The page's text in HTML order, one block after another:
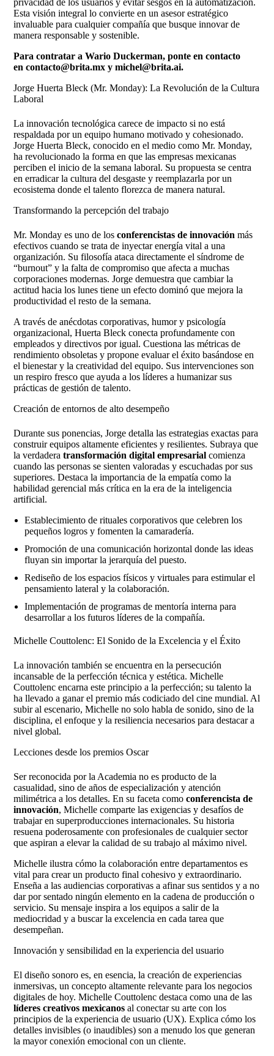
Esta visión integral lo convierte en un asesor estratégico
invaluable para cualquier compañía que busque innovar de
manera responsable y sostenible.
Para contratar a Wario Duckerman, ponte en contacto
encontacto@brita.mx ymichel@brita.ai.
Jorge Huerta Bleck (Mr. Monday): La Revolución de la Cultura
Laboral
La innovación tecnológica carece de impacto si no está
respaldada por un equipo humano motivado y cohesionado.
Jorge Huerta Bleck, conocido en el medio como Mr. Monday,
ha revolucionado la forma en que las empresas mexicanas
perciben el inicio de la semana laboral. Su propuesta se centra
en erradicar la cultura del desgaste y reemplazarla por un
ecosistema donde el talento florezca de manera natural.
Transformando la percepción del trabajo
Mr. Monday es uno de losconferencistas de innovación más
efectivos cuando se trata de inyectar energía vital a una
organización. Su filosofía ataca directamente el síndrome de
“burnout” y la falta de compromiso que afecta a muchas
corporaciones modernas. Jorge demuestra que cambiar la
actitud hacia los lunes tiene un efecto dominó que mejora la
productividad el resto de la semana.
A través de anécdotas corporativas, humor y psicología
organizacional, Huerta Bleck conecta profundamente con
empleados y directivos por igual. Cuestiona las métricas de
rendimiento obsoletas y propone evaluar el éxito basándose en
el bienestar y la creatividad del equipo. Sus intervenciones son
un respiro fresco que ayuda a los líderes a humanizar sus
prácticas de gestión de talento.
Creación de entornos de alto desempeño
Durante sus ponencias, Jorge detalla las estrategias exactas para
construir equipos altamente eficientes y resilientes. Subraya que
la verdaderatransformación digital empresarial comienza
cuando las personas se sienten valoradas y escuchadas por sus
superiores. Destaca la importancia de la empatía como la
habilidad gerencial más crítica en la era de la inteligencia
artificial.
Establecimiento de rituales corporativos que celebren los
pequeños logros y fomenten la camaradería.
Promoción de una comunicación horizontal donde las ideas
fluyan sin importar la jerarquía del puesto.
Rediseño de los espacios físicos y virtuales para estimular el
pensamiento lateral y la colaboración.
Implementación de programas de mentoría interna para
desarrollar a los futuros líderes de la compañía.
Michelle Couttolenc: El Sonido de la Excelencia y el Éxito
La innovación también se encuentra en la persecución
incansable de la perfección técnica y estética. Michelle
Couttolenc encarna este principio a la perfección; su talento la
ha llevado a ganar el premio más codiciado del cine mundial. Al
subir al escenario, Michelle no solo habla de sonido, sino de la
disciplina, el enfoque y la resiliencia necesarios para destacar a
nivel global.
Lecciones desde los premios Oscar
Ser reconocida por la Academia no es producto de la
casualidad, sino de años de especialización y atención
milimétrica a los detalles. En su faceta comoconferencista de
innovación, Michelle comparte las exigencias y desafíos de
trabajar en superproducciones internacionales. Su historia
resuena poderosamente con profesionales de cualquier sector
que aspiran a elevar la calidad de su trabajo al máximo nivel.
Michelle ilustra cómo la colaboración entre departamentos es
vital para crear un producto final cohesivo y extraordinario.
Enseña a las audiencias corporativas a afinar sus sentidos y a no
dar por sentado ningún elemento en la cadena de producción o
servicio. Su mensaje inspira a los equipos a salir de la
mediocridad y a buscar la excelencia en cada tarea que
desempeñan.
Innovación y sensibilidad en la experiencia del usuario
El diseño sonoro es, en esencia, la creación de experiencias
inmersivas, un concepto altamente relevante para los negocios
digitales de hoy. Michelle Couttolenc destaca como una de las
líderes creativos mexicanos al conectar su arte con los
principios de la experiencia de usuario (UX). Explica cómo los
detalles invisibles (o inaudibles) son a menudo los que generan
la mayor conexión emocional con un cliente.